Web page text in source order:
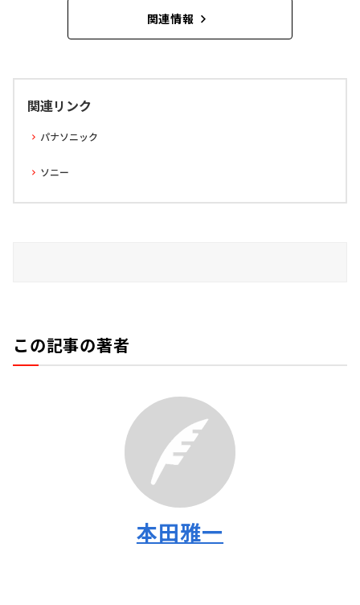
関連情報
関連リンク
パナソニック
ソニー
この記事の著者
本田雅一